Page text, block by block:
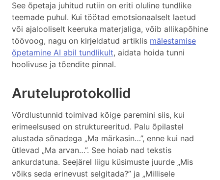
See õpetaja juhitud rutiin on eriti oluline tundlike
teemade puhul. Kui töötad emotsionaalselt laetud
või ajalooliselt keeruka materjaliga, võib allikapõhine
töövoog, nagu on kirjeldatud artiklis mälestamise
õpetamine AI abil tundlikult, aidata hoida tunni
hoolivuse ja tõendite pinnal.
Aruteluprotokollid
Võrdlustunnid toimivad kõige paremini siis, kui
erimeelsused on struktureeritud. Palu õpilastel
alustada sõnadega „Ma märkasin…”, enne kui nad
ütlevad „Ma arvan…”. See hoiab nad tekstis
ankurdatuna. Seejärel liigu küsimuste juurde „Mis
võiks seda erinevust selgitada?” ja „Millisele